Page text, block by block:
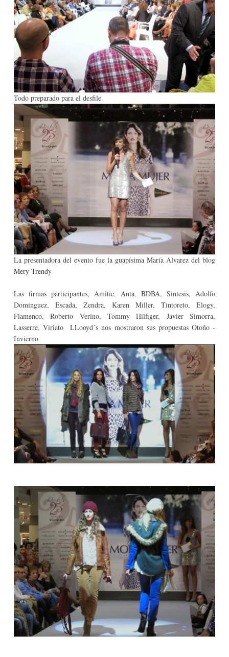
Todo preparado para el desfile.
La presentadora del evento fue la guapísima María Alvarez del blog
Mery Trendy
Las firmas participantes, Amitie, Anta, BDBA, Sintesis, Adolfo
Dominguez, Escada, Zendra, Karen Miller, Tintoreto, Elogy,
Flamenco, Roberto Verino, Tommy Hilfiger, Javier Simorra,
Lasserre, Viriato LLooyd´s nos mostraron sus propuestas Otoño -
Invierno